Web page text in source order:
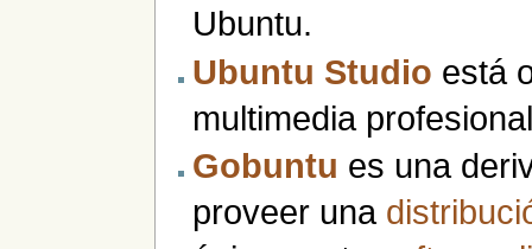
Ubuntu.
Ubuntu Studio está
multimedia
Gobuntu es una
proveer una